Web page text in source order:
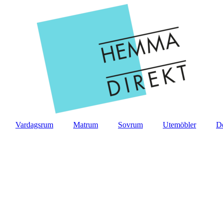
Vardagsrum Matrum Sovrum Utemöbler